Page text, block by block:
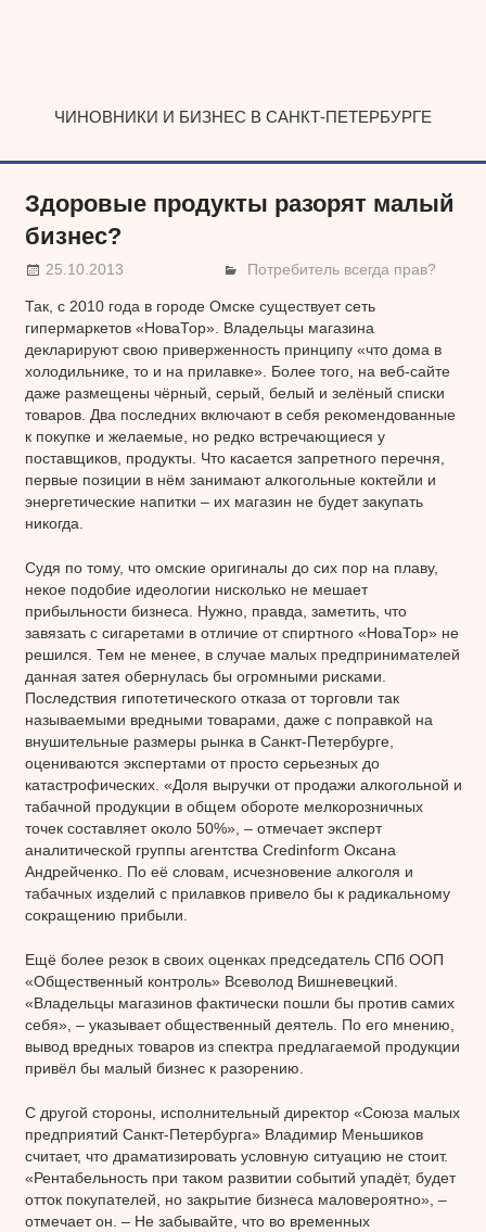
ЧИНОВНИКИ И БИЗНЕС В САНКТ-ПЕТЕРБУРГЕ
Здоровые продукты разорят малый
бизнес?
25.10.2013 Потребитель всегда прав?
Так, с 2010 года в городе Омске существует сеть
гипермаркетов «НоваТор». Владельцы магазина
декларируют свою приверженность принципу «что дома в
холодильнике, то и на прилавке». Более того, на веб-сайте
даже размещены чёрный, серый, белый и зелёный списки
товаров. Два последних включают в себя рекомендованные
к покупке и желаемые, но редко встречающиеся у
поставщиков, продукты. Что касается запретного перечня,
первые позиции в нём занимают алкогольные коктейли и
энергетические напитки – их магазин не будет закупать
никогда.
Судя по тому, что омские оригиналы до сих пор на плаву,
некое подобие идеологии нисколько не мешает
прибыльности бизнеса. Нужно, правда, заметить, что
завязать с сигаретами в отличие от спиртного «НоваТор» не
решился. Тем не менее, в случае малых предпринимателей
данная затея обернулась бы огромными рисками.
Последствия гипотетического отказа от торговли так
называемыми вредными товарами, даже с поправкой на
внушительные размеры рынка в Санкт-Петербурге,
оцениваются экспертами от просто серьезных до
катастрофических. «Доля выручки от продажи алкогольной и
табачной продукции в общем обороте мелкорозничных
точек составляет около 50%», – отмечает эксперт
аналитической группы агентства Credinform Оксана
Андрейченко. По её словам, исчезновение алкоголя и
табачных изделий с прилавков привело бы к радикальному
сокращению прибыли.
Ещё более резок в своих оценках председатель СПб ООП
«Общественный контроль» Всеволод Вишневецкий.
«Владельцы магазинов фактически пошли бы против самих
себя», – указывает общественный деятель. По его мнению,
вывод вредных товаров из спектра предлагаемой продукции
привёл бы малый бизнес к разорению.
С другой стороны, исполнительный директор «Союза малых
предприятий Санкт-Петербурга» Владимир Меньшиков
считает, что драматизировать условную ситуацию не стоит.
«Рентабельность при таком развитии событий упадёт, будет
отток покупателей, но закрытие бизнеса маловероятно», –
отмечает он. – Не забывайте, что во временных